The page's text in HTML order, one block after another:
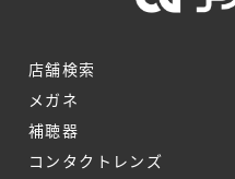
店舗検索
メガネ
補聴器
コンタクトレンズ